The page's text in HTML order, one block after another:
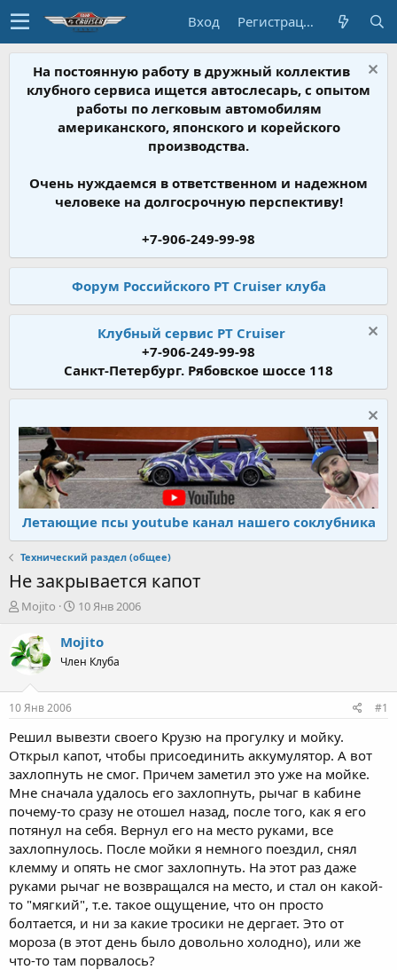
Вход Регистрация
На постоянную работу в дружный коллектив
клубного сервиса ищется автослесарь, с опытом
работы по легковым автомобилям
американского, японского и корейского
производства.
Очень нуждаемся в ответственном и надежном
человеке на долгосрочную перспективу!
+7-906-249-99-98
Форум Российского PT Cruiser клуба
Клубный сервис PT Cruiser
+7-906-249-99-98
Санкт-Петербург. Рябовское шоссе 118
Летающие псы youtube канал нашего соклубника
Технический раздел (общее)
Не закрывается капот
А
т
о
р
е
м
ы
Mojito
Д
т
а
н
л
10 Янв 2006
Mojito
Член Клуба
10 Янв 2006 #1
Решил вывезти своего Крузю на прогулку и мойку.
Открыл капот, чтобы присоединить аккумулятор. А вот
захлопнуть не смог. Причем заметил это уже на мойке.
Мне сначала удалось его захлопнуть, рычаг в кабине
почему-то сразу не отошел назад, после того, как я его
потянул на себя. Вернул его на место руками, все
захлопнулось. После мойки я немного поездил, снял
клемму и опять не смог захлопнуть. На этот раз даже
руками рычаг не возвращался на место, и стал он какой-
то "мягкий", т.е. такое ощущение, что он просто
болтается, и ни за какие тросики не дергает. Это от
мороза (в этот день было довольно холодно), или же
что-то там порвалось?